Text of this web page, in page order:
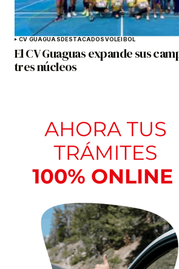
CV GUAGUASDESTACADOSVOLEIBOL
El CV Guaguas expande sus
tres núcleos